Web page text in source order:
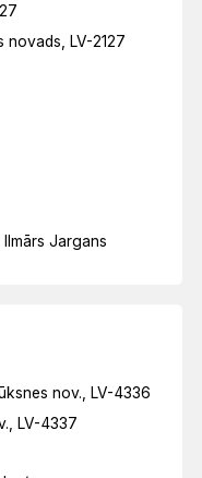
novads, LV-2127
Jargans
nov., LV-4336
LV-4337